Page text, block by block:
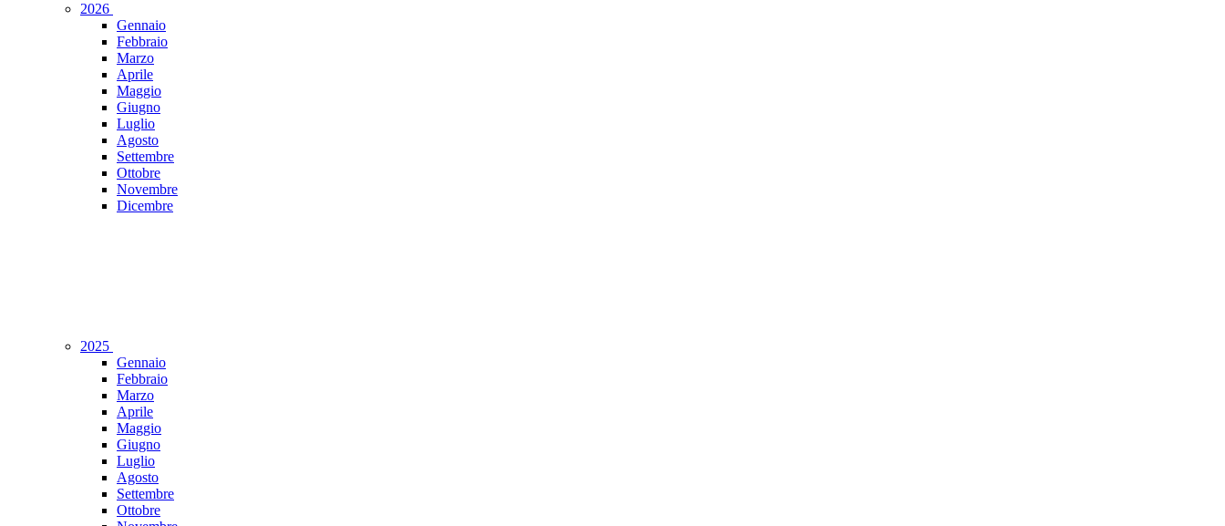
2026
Gennaio
Febbraio
Marzo
Aprile
Maggio
Giugno
Luglio
Agosto
Settembre
Ottobre
Novembre
Dicembre
2025
Gennaio
Febbraio
Marzo
Aprile
Maggio
Giugno
Luglio
Agosto
Settembre
Ottobre